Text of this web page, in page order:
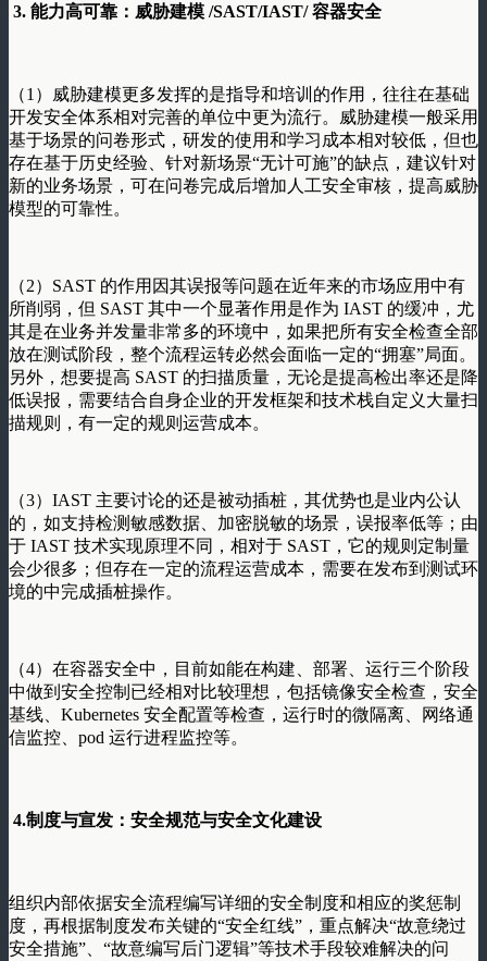
3. 能力高可靠：威胁建模 /SAST/IAST/ 容器安全
（1）威胁建模更多发挥的是指导和培训的作用，往往在基础
开发安全体系相对完善的单位中更为流行。威胁建模一般采用
基于场景的问卷形式，研发的使用和学习成本相对较低，但也
存在基于历史经验、针对新场景“无计可施”的缺点，建议针对
新的业务场景，可在问卷完成后增加人工安全审核，提高威胁
模型的可靠性。
（2）SAST 的作用因其误报等问题在近年来的市场应用中有
所削弱，但 SAST 其中一个显著作用是作为 IAST 的缓冲，尤
其是在业务并发量非常多的环境中，如果把所有安全检查全部
放在测试阶段，整个流程运转必然会面临一定的“拥塞”局面。
另外，想要提高 SAST 的扫描质量，无论是提高检出率还是降
低误报，需要结合自身企业的开发框架和技术栈自定义大量扫
描规则，有一定的规则运营成本。
（3）IAST 主要讨论的还是被动插桩，其优势也是业内公认
的，如支持检测敏感数据、加密脱敏的场景，误报率低等；由
于 IAST 技术实现原理不同，相对于 SAST，它的规则定制量
会少很多；但存在一定的流程运营成本，需要在发布到测试环
境的中完成插桩操作。
（4）在容器安全中，目前如能在构建、部署、运行三个阶段
中做到安全控制已经相对比较理想，包括镜像安全检查，安全
基线、Kubernetes 安全配置等检查，运行时的微隔离、网络通
信监控、pod 运行进程监控等。
4.制度与宣发：安全规范与安全文化建设
组织内部依据安全流程编写详细的安全制度和相应的奖惩制
度，再根据制度发布关键的“安全红线”，重点解决“故意绕过
安全措施”、“故意编写后门逻辑”等技术手段较难解决的问